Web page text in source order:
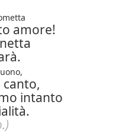
amore!
canto,
intanto